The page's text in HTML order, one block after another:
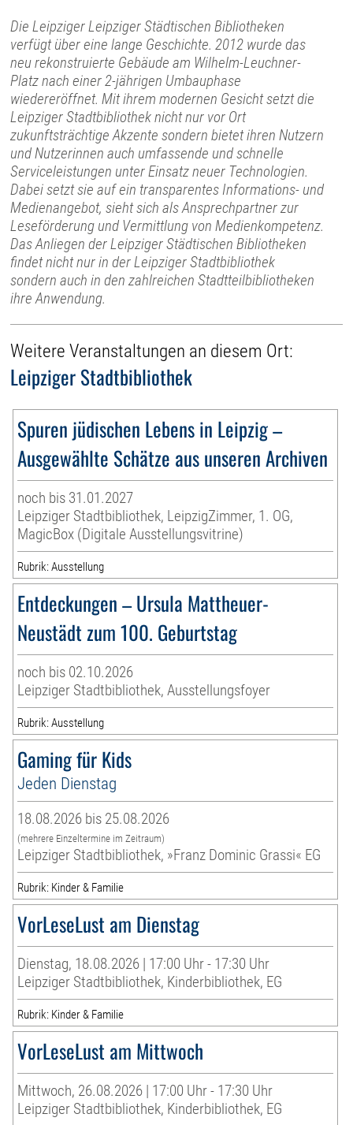
Die Leipziger Leipziger Städtischen Bibliotheken
verfügt über eine lange Geschichte. 2012 wurde das
neu rekonstruierte Gebäude am Wilhelm-Leuchner-
Platz nach einer 2-jährigen Umbauphase
wiedereröffnet. Mit ihrem modernen Gesicht setzt die
Leipziger Stadtbibliothek nicht nur vor Ort
zukunftsträchtige Akzente sondern bietet ihren Nutzern
und Nutzerinnen auch umfassende und schnelle
Serviceleistungen unter Einsatz neuer Technologien.
Dabei setzt sie auf ein transparentes Informations- und
Medienangebot, sieht sich als Ansprechpartner zur
Leseförderung und Vermittlung von Medienkompetenz.
Das Anliegen der Leipziger Städtischen Bibliotheken
findet nicht nur in der Leipziger Stadtbibliothek
sondern auch in den zahlreichen Stadtteilbibliotheken
ihre Anwendung.
Weitere Veranstaltungen an diesem Ort:
Leipziger Stadtbibliothek
Spuren jüdischen Lebens in Leipzig –
Ausgewählte Schätze aus unseren Archiven
noch bis 31.01.2027
Leipziger Stadtbibliothek, LeipzigZimmer, 1. OG,
MagicBox (Digitale Ausstellungsvitrine)
Rubrik: Ausstellung
Entdeckungen – Ursula Mattheuer-
Neustädt zum 100. Geburtstag
noch bis 02.10.2026
Leipziger Stadtbibliothek, Ausstellungsfoyer
Rubrik: Ausstellung
Gaming für Kids
Jeden Dienstag
18.08.2026 bis 25.08.2026
(mehrere Einzeltermine im Zeitraum)
Leipziger Stadtbibliothek, »Franz Dominic Grassi« EG
Rubrik: Kinder & Familie
VorLeseLust am Dienstag
Dienstag, 18.08.2026 | 17:00 Uhr - 17:30 Uhr
Leipziger Stadtbibliothek, Kinderbibliothek, EG
Rubrik: Kinder & Familie
VorLeseLust am Mittwoch
Mittwoch, 26.08.2026 | 17:00 Uhr - 17:30 Uhr
Leipziger Stadtbibliothek, Kinderbibliothek, EG